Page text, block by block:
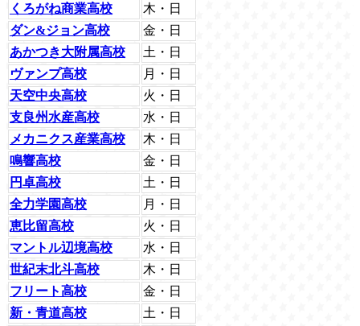
くろがね商業高校
木・日
ダン&ジョン高校
金・日
あかつき大附属高校
土・日
ヴァンプ高校
月・日
天空中央高校
火・日
支良州水産高校
水・日
メカニクス産業高校
木・日
鳴響高校
金・日
円卓高校
土・日
全力学園高校
月・日
恵比留高校
火・日
マントル辺境高校
水・日
世紀末北斗高校
木・日
フリート高校
金・日
新・青道高校
土・日